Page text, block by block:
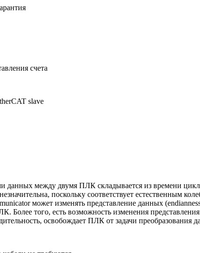
счета
slave
данных между двумя ПЛК складывается из времени
поскольку соответствует естественным
может изменять представление данных
Более того, есть возможность изменения
освобождает ПЛК от задачи